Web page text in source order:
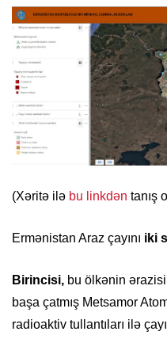
(Xəritə ilə bu linkdən tanış
Ermənistan Araz çayını iki
Birincisi, bu ölkənin
başa çatmış Metsamor
radioaktiv tullantıları ilə